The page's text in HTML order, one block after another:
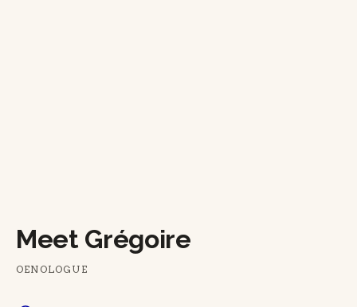
Meet Grégoire
OENOLOGUE